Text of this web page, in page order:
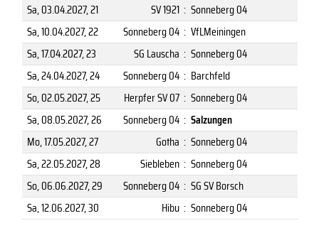
Sa, 03.04.2027, 21 SV 1921 : Sonneberg 04
Sa, 10.04.2027, 22 Sonneberg 04 : VfLMeiningen
Sa, 17.04.2027, 23 SG Lauscha : Sonneberg 04
Sa, 24.04.2027, 24 Sonneberg 04 : Barchfeld
So, 02.05.2027, 25 Herpfer SV 07 : Sonneberg 04
Sa, 08.05.2027, 26 Sonneberg 04 : Salzungen
Mo, 17.05.2027, 27 Gotha : Sonneberg 04
Sa, 22.05.2027, 28 Siebleben : Sonneberg 04
So, 06.06.2027, 29 Sonneberg 04 : SG SV Borsch
Sa, 12.06.2027, 30 Hibu : Sonneberg 04